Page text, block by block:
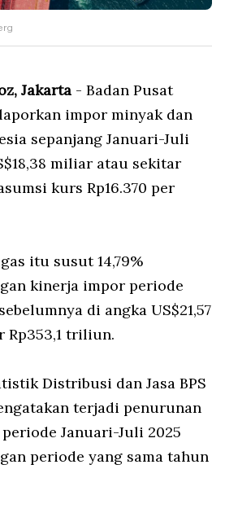
Jakarta - Badan Pusat
impor minyak dan
sepanjang Januari-Juli
miliar atau sekitar
kurs Rp16.370 per
itu susut 14,79%
kinerja impor periode
di angka US$21,57
triliun.
Distribusi dan Jasa BPS
terjadi penurunan
Januari-Juli 2025
periode yang sama tahun